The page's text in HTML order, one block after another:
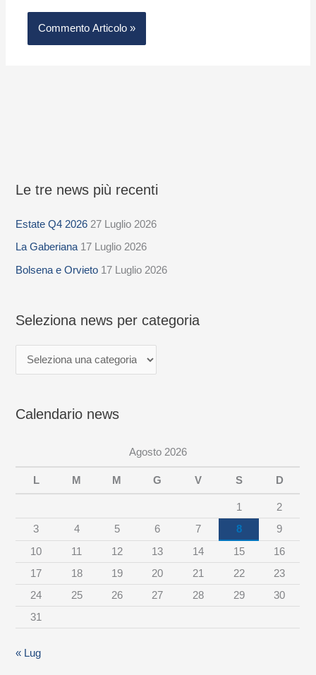
Le tre news più recenti
Estate Q4 2026 27 Luglio 2026
La Gaberiana 17 Luglio 2026
Bolsena e Orvieto 17 Luglio 2026
Seleziona news per categoria
S
l
e
z
n
w
r
c
i
Calendario news
Agosto 2026
L M M G V S D
1
2
3
4 5 6 7 8
9
10
11 12 13 14 15
16
17
18 19 20 21 22
23
24
25 26 27 28 29
30
31
« Lug